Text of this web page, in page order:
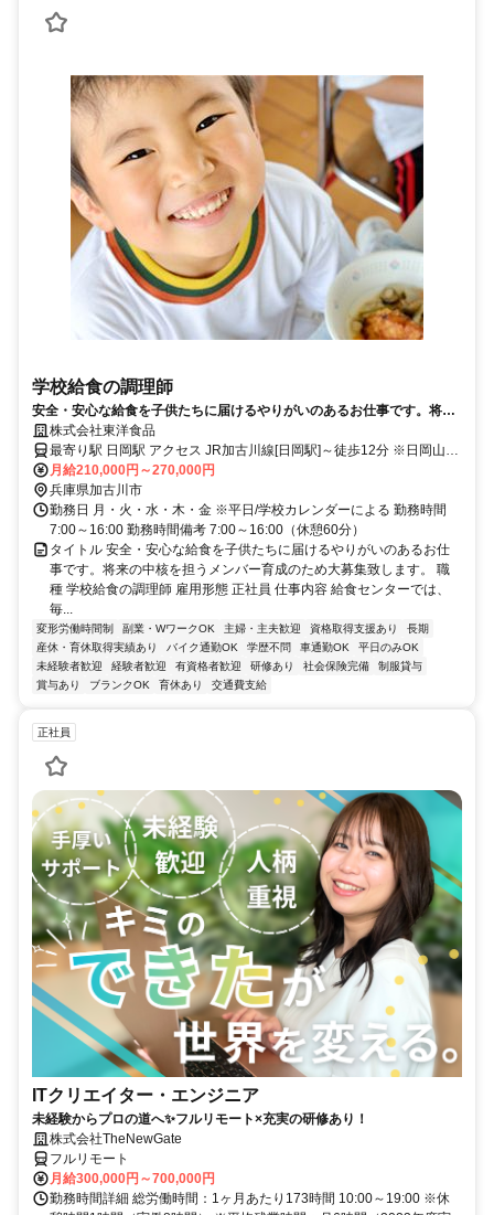
学校給食の調理師
安全・安心な給食を子供たちに届けるやりがいのあるお仕事です。将来
の中核を担うメンバー育成のため大募集致します。
株式会社東洋食品
最寄り駅 日岡駅 アクセス JR加古川線[日岡駅]～徒歩12分 ※日岡山市
民プール近く
月給210,000円～270,000円
兵庫県加古川市
勤務日 月・火・水・木・金 ※平日/学校カレンダーによる 勤務時間
7:00～16:00 勤務時間備考 7:00～16:00（休憩60分）
タイトル 安全・安心な給食を子供たちに届けるやりがいのあるお仕
事です。将来の中核を担うメンバー育成のため大募集致します。 職
種 学校給食の調理師 雇用形態 正社員 仕事内容 給食センターでは、
毎...
変形労働時間制 副業・WワークOK 主婦・主夫歓迎 資格取得支援あり
長期
産休・育休取得実績あり
バイク通勤OK 学歴不問 車通勤OK
平日のみOK
未経験者歓迎
経験者歓迎 有資格者歓迎 研修あり 社会保険完備
制服貸与
賞与あり
ブランクOK 育休あり 交通費支給
正社員
ITクリエイター・エンジニア
未経験からプロの道へ✨フルリモート×充実の研修あり！
株式会社TheNewGate
フルリモート
月給300,000円～700,000円
勤務時間詳細 総労働時間：1ヶ月あたり173時間 10:00～19:00 ※休